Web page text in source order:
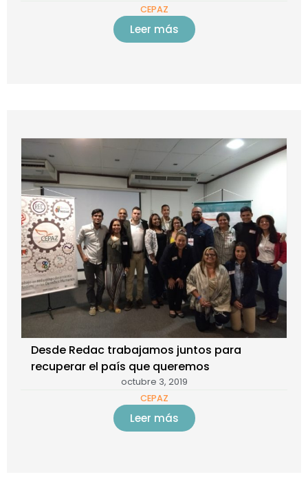
CEPAZ
Leer más
Desde Redac trabajamos juntos para
recuperar el país que queremos
octubre 3, 2019
CEPAZ
Leer más